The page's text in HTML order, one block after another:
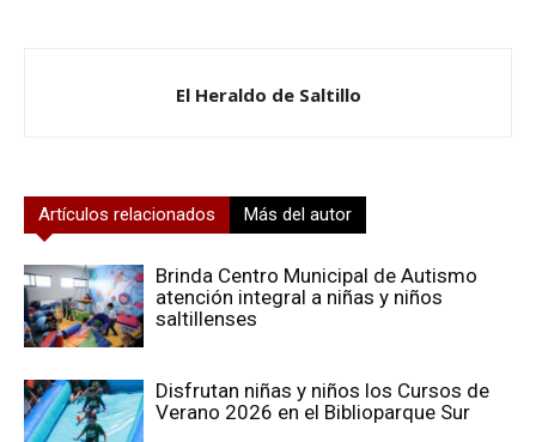
El Heraldo de Saltillo
Artículos relacionados Más del autor
Brinda Centro Municipal de Autismo
atención integral a niñas y niños
saltillenses
Disfrutan niñas y niños los Cursos de
Verano 2026 en el Biblioparque Sur